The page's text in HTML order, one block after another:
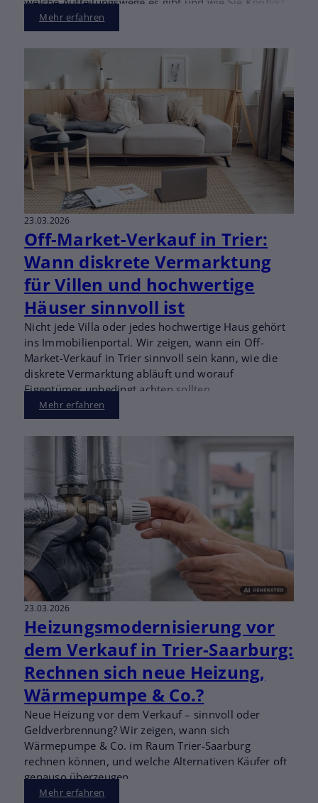
oft früh entschärfen können.
Mehr erfahren
23.03.2026
Off-Market-Verkauf in Trier:
Wann diskrete Vermarktung
für Villen und hochwertige
Häuser sinnvoll ist
Nicht jede Villa oder jedes hochwertige Haus gehört
ins Immobilienportal. Wir zeigen, wann ein Off-
Market-Verkauf in Trier sinnvoll sein kann, wie die
diskrete Vermarktung abläuft und worauf
Eigentümer unbedingt achten sollten.
Mehr erfahren
23.03.2026
Heizungsmodernisierung vor
dem Verkauf in Trier-Saarburg:
Rechnen sich neue Heizung,
Wärmepumpe & Co.?
Neue Heizung vor dem Verkauf – sinnvoll oder
Geldverbrennung? Wir zeigen, wann sich
Wärmepumpe & Co. im Raum Trier-Saarburg
rechnen können, und welche Alternativen Käufer oft
genauso überzeugen.
Mehr erfahren